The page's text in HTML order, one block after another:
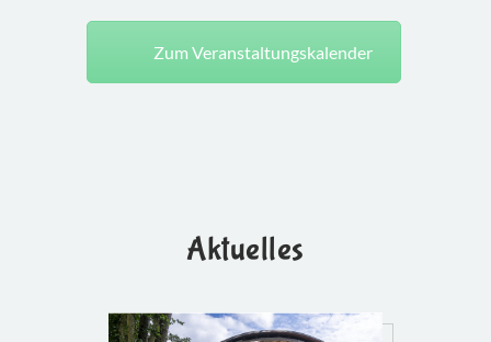
Zum Veranstaltungskalender
Aktuelles